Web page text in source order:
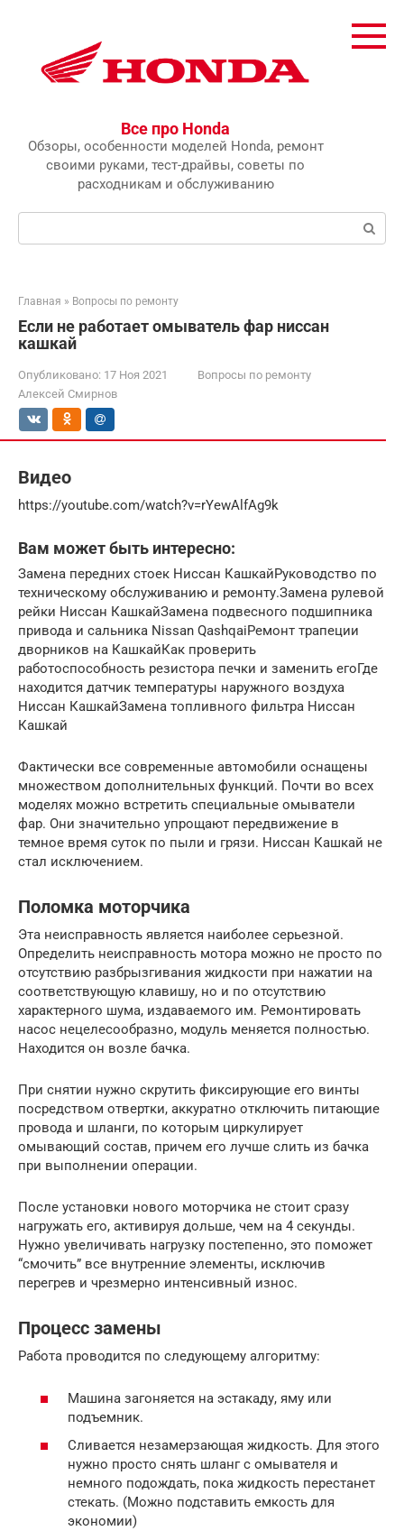
Все про Honda
Обзоры, особенности моделей Honda, ремонт
своими руками, тест-драйвы, советы по
расходникам и обслуживанию
Главная » Вопросы по ремонту
Если не работает омыватель фар ниссан
кашкай
Опубликовано: 17 Ноя 2021
Вопросы по ремонту
Алексей Смирнов
Видео
https://youtube.com/watch?v=rYewAlfAg9k
Вам может быть интересно:
Замена передних стоек Ниссан КашкайРуководство по
техническому обслуживанию и ремонту.Замена рулевой
рейки Ниссан КашкайЗамена подвесного подшипника
привода и сальника Nissan QashqaiРемонт трапеции
дворников на КашкайКак проверить
работоспособность резистора печки и заменить егоГде
находится датчик температуры наружного воздуха
Ниссан КашкайЗамена топливного фильтра Ниссан
Кашкай
Фактически все современные автомобили оснащены
множеством дополнительных функций. Почти во всех
моделях можно встретить специальные омыватели
фар. Они значительно упрощают передвижение в
темное время суток по пыли и грязи. Ниссан Кашкай не
стал исключением.
Поломка моторчика
Эта неисправность является наиболее серьезной.
Определить неисправность мотора можно не просто по
отсутствию разбрызгивания жидкости при нажатии на
соответствующую клавишу, но и по отсутствию
характерного шума, издаваемого им. Ремонтировать
насос нецелесообразно, модуль меняется полностью.
Находится он возле бачка.
При снятии нужно скрутить фиксирующие его винты
посредством отвертки, аккуратно отключить питающие
провода и шланги, по которым циркулирует
омывающий состав, причем его лучше слить из бачка
при выполнении операции.
После установки нового моторчика не стоит сразу
нагружать его, активируя дольше, чем на 4 секунды.
Нужно увеличивать нагрузку постепенно, это поможет
“смочить” все внутренние элементы, исключив
перегрев и чрезмерно интенсивный износ.
Процесс замены
Работа проводится по следующему алгоритму:
Машина загоняется на эстакаду, яму или
подъемник.
Сливается незамерзающая жидкость. Для этого
нужно просто снять шланг с омывателя и
немного подождать, пока жидкость перестанет
стекать. (Можно подставить емкость для
экономии)